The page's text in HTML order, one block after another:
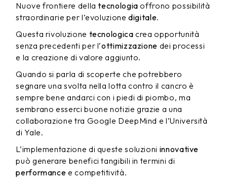
Nuove frontiere dellatecnologia offrono possibilità
straordinarie per l’evoluzionedigitale.
Questa rivoluzione tecnologica crea opportunità
senza precedenti per l’ottimizzazione dei processi
e la creazione di valore aggiunto.
Quando si parla di scoperte che potrebbero
segnare una svolta nella lotta contro il cancro è
sempre bene andarci con i piedi di piombo, ma
sembrano esserci buone notizie grazie a una
collaborazione tra Google DeepMind e l’Università
di Yale.
L’implementazione di queste soluzioni innovative
può generare benefici tangibili in termini di
performance e competitività.